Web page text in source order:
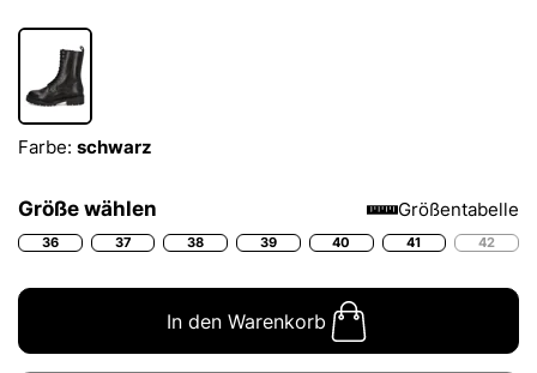
Farbe: schwarz
Größe wählen Größentabelle
36 37 38 39 40 41 42
In den Warenkorb